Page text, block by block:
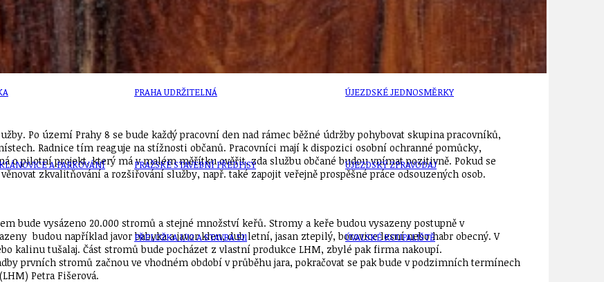
KOLODĚJÍCH
A PARKOVÁNÍ
POZVÁNKY
PRAHA UDRŽITELNÁ
PRAŽSKÉ STAVEBNÍ PŘEDPISY
PŘELOŽKA I/12 A STAVBA 511
ÚJEZDSKÉ JEDNOSMĚRKY
ÚJEZDSKÝ ZPRAVODAJ
ÚVALSKÉ KOUPALIŠTĚ
Po území Prahy 8 se bude každý pracovní den nad rámec běžné údržby pohybovat skupina pracovníků,
Radnice tím reaguje na stížnosti občanů. Pracovníci mají k dispozici osobní ochranné pomůcky,
o pilotní projekt, který má v malém měřítku ověřit, zda službu občané budou vnímat pozitivně. Pokud se
zkvalitňování a rozšiřování služby, např. také zapojit veřejně prospěšné práce odsouzených osob.
bude vysázeno 20.000 stromů a stejné množství keřů. Stromy a keře budou vysazeny postupně v
budou například javor babyka a javor klen, dub letní, jasan ztepilý, borovice lesní nebo habr obecný. V
kalinu tušalaj. Část stromů bude pocházet z vlastní produkce LHM, zbylé pak firma nakoupí.
prvních stromů začnou ve vhodném období v průběhu jara, pokračovat se pak bude v podzimních termínech
Petra Fišerová.